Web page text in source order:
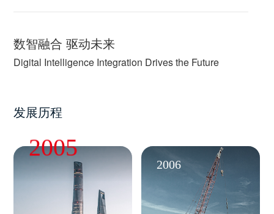
数智融合 驱动未来
Digital Intelligence Integration Drives the Future
发展历程
2005
2006